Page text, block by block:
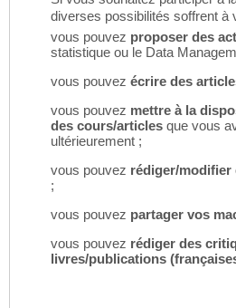
diverses possibilités soffrent à
vous pouvez proposer des
statistique ou le Data
vous pouvez écrire des
vous pouvez mettre à la
des cours/articles que vous
ultérieurement ;
vous pouvez rédiger/modifier
;
vous pouvez partager vos
vous pouvez rédiger des
livres/publications